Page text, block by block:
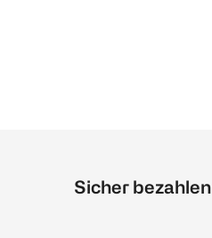
Sicher bezahlen